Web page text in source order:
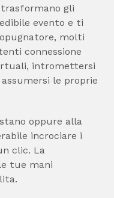
gli
evento e ti
molti
connessione
intromettersi
le proprie
oppure alla
incrociare i
clic. La
tue mani